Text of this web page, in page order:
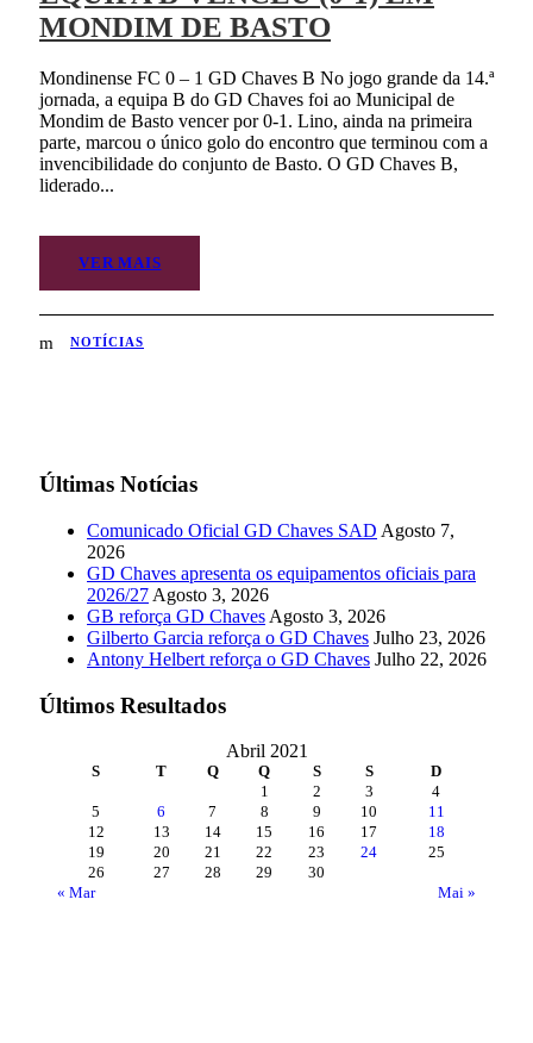
MONDIM DE BASTO
Mondinense FC 0 – 1 GD Chaves B No jogo grande da 14.ª
jornada, a equipa B do GD Chaves foi ao Municipal de
Mondim de Basto vencer por 0-1. Lino, ainda na primeira
parte, marcou o único golo do encontro que terminou com a
invencibilidade do conjunto de Basto. O GD Chaves B,
liderado...
VER MAIS
NOTÍCIAS
Últimas Notícias
Comunicado Oficial GD Chaves SAD Agosto 7,
2026
GD Chaves apresenta os equipamentos oficiais para
2026/27 Agosto 3, 2026
GB reforça GD Chaves Agosto 3, 2026
Gilberto Garcia reforça o GD Chaves Julho 23, 2026
Antony Helbert reforça o GD Chaves Julho 22, 2026
Últimos Resultados
Abril 2021
S T Q Q S S D
« Mar Mai »
1 2 3
4
5
6 7 8 9 10
11
12
13 14 15 16 17
18
19
20 21 22 23 24
25
26
27 28 29 30